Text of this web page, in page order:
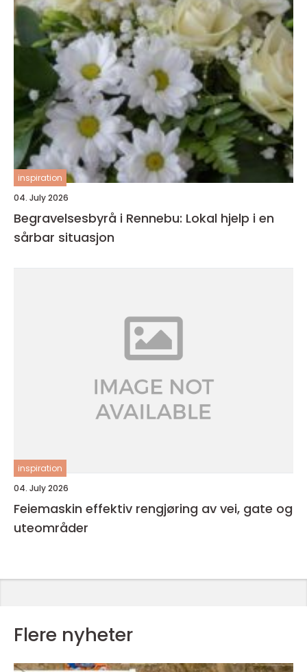
inspiration
04. July 2026
Begravelsesbyrå i Rennebu: Lokal hjelp i en
sårbar situasjon
inspiration
04. July 2026
Feiemaskin effektiv rengjøring av vei, gate og
uteområder
Flere nyheter